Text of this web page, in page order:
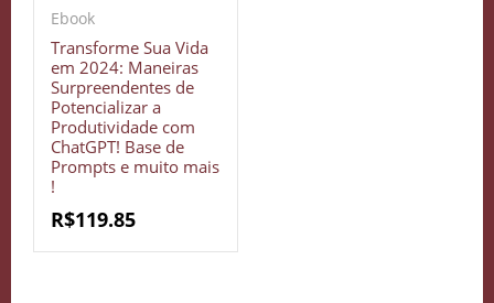
Ebook
Transforme Sua Vida
em 2024: Maneiras
Surpreendentes de
Potencializar a
Produtividade com
ChatGPT! Base de
Prompts e muito mais
!
R$119.85